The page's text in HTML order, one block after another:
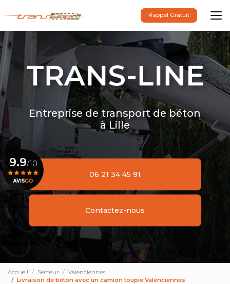
au
principal
Rappel Gratuit
Entreprise de transport de béton
à Lille
06 21 34 45 91
Contactez-nous
9.9/10
Voir le certificat
Accueil Secteur
Valenciennes
Livraison de béton avec un camion toupie Valenciennes